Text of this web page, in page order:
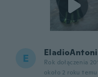
E Rok dołączenia
około 2 roku temu